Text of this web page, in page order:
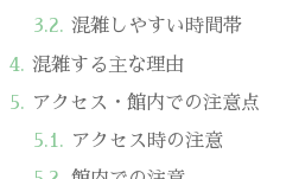
混雑しやすい時間帯
混雑する主な理由
アクセス・館内での注意点
アクセス時の注意